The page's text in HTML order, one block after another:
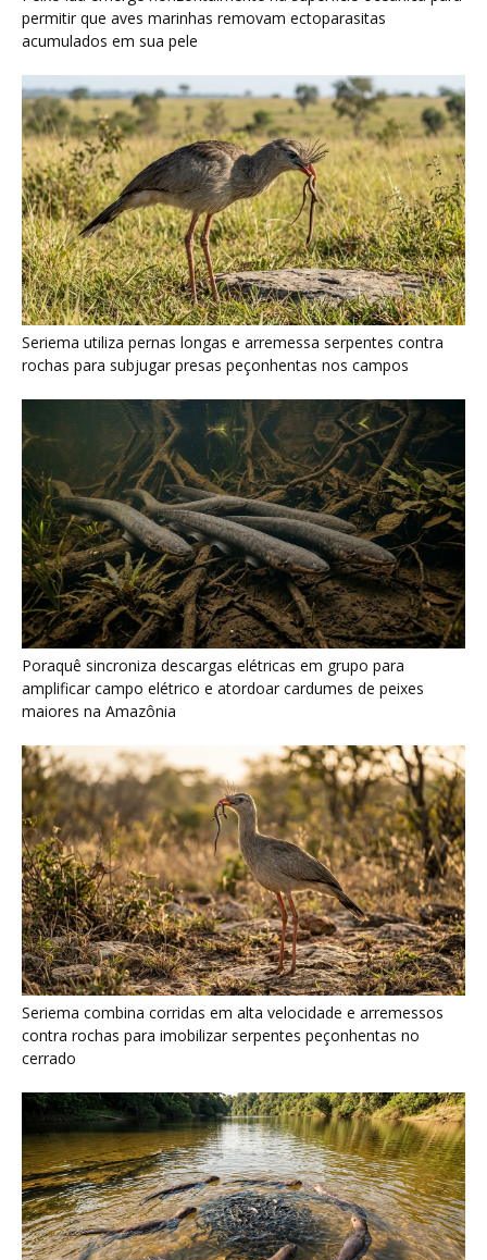
rochas para subjugar presas peçonhentas nos campos
Poraquê sincroniza descargas elétricas em grupo para
amplificar campo elétrico e atordoar cardumes de peixes
maiores na Amazônia
Seriema combina corridas em alta velocidade e arremessos
contra rochas para imobilizar serpentes peçonhentas no
cerrado
Ariranha sincroniza caça coletiva com vocalização subaquática
e cerca cardumes em rios rasos da Amazônia